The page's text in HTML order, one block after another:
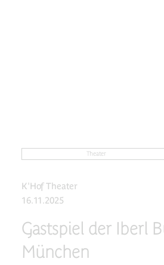
Theater
K'Hof Theater
16.11.2025
Gastspiel der Iberl
München